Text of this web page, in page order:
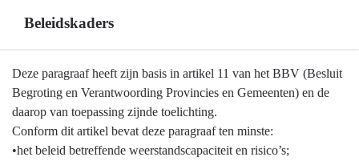
Beleidskaders
Terug
naar
navigatie
Weerstandsvermogen
Deze paragraaf heeft zijn basis in artikel 11 van het BBV (Besluit
Begroting en Verantwoording Provincies en Gemeenten) en de
daarop van toepassing zijnde toelichting.
Conform dit artikel bevat deze paragraaf ten minste:
•het beleid betreffende weerstandscapaciteit en risico’s;